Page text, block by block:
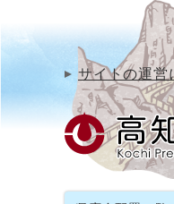
サイトの運営